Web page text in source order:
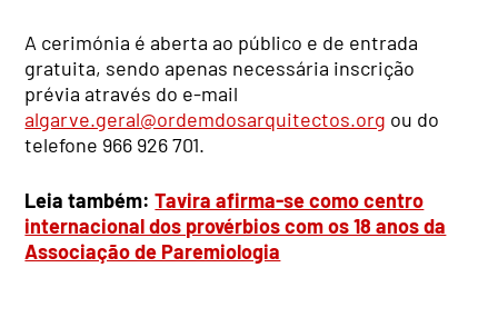
A cerimónia é aberta ao público e de entrada
gratuita, sendo apenas necessária inscrição
prévia através do e-mail
algarve.geral@ordemdosarquitectos.org ou do
telefone 966 926 701.
Leia também:Tavira afirma-se como centro
internacional dos provérbios com os 18 anos da
Associação de Paremiologia